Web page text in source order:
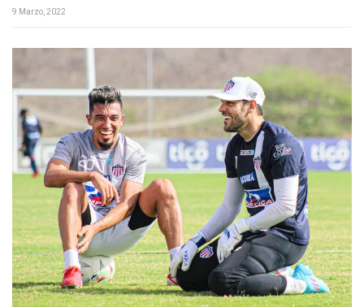
9 Marzo, 2022